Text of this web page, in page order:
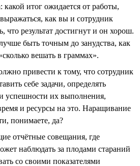
какой итог ожидается от работы,
как вы и сотрудник
что результат достигнут и он хорош.
быть точным до занудства, как
вешать в граммах».
привести к тому, что сотрудник
себе задачи, определять
успешности их выполнения,
и ресурсы на это. Наращивание
понимаете, да?
отчётные совещания, где
наблюдать за плодами стараний
со своими показателями